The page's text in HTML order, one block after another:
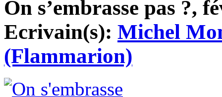
On s’embrasse pas ?,
Ecrivain(s): Michel
(Flammarion)